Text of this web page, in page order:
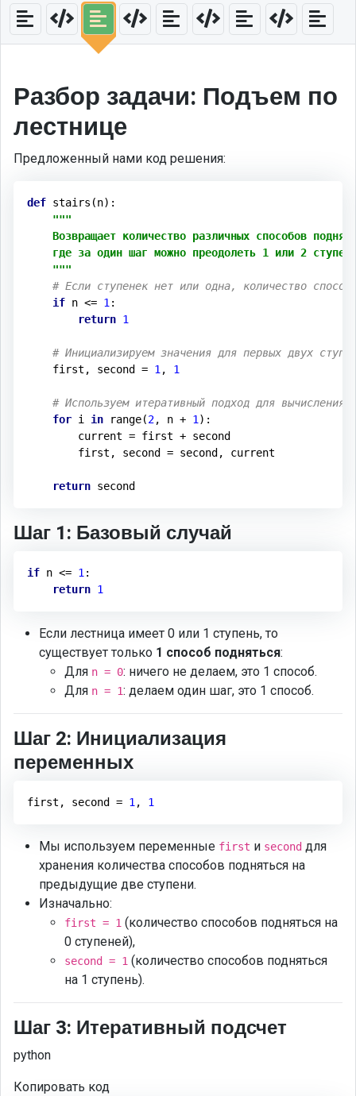
Разбор задачи: Подъем по
лестнице
Предложенный нами код решения:
def stairs (n) :
"""
Возвращает количество различных способов
где за один шаг можно преодолеть 1 или 2
    """
# Если ступенек нет или одна, количество
if n <= 1 :
return 1
# Инициализируем значения для первых двух
    first, second =
1 , 1
# Используем итеративный подход для вычисления
for i in range(2, n + 1 ):
        current = first + second
        first, second = second, current
return second
Шаг 1: Базовый случай
if n <= 1 :
return 1
Если лестница имеет 0 или 1 ступень, то
существует только 1 способ подняться:
Для n = 0: ничего не делаем, это 1 способ.
Для n = 1: делаем один шаг, это 1 способ.
Шаг 2: Инициализация
переменных
first, second = 1 , 1
Мы используем переменные first и second для
хранения количества способов подняться на
предыдущие две ступени.
Изначально:
first = 1 (количество способов подняться на
0 ступеней),
second = 1 (количество способов подняться
на 1 ступень).
Шаг 3: Итеративный подсчет
python
Копировать код